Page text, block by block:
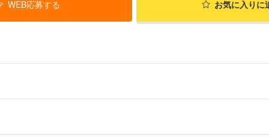
WEB応募する お気に入り に